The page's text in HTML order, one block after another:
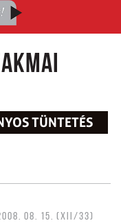
TÜNTETÉS
08. 15. (XII/33)